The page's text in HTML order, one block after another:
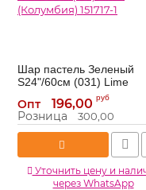
Шар пастель Зеленый
S24"/60см (031) Lime
(Колумбия) 151717-1
Артикул: 151717-1
Опт 196,00 руб
Розница 300,00
Уточнить цену и
через WhatsApp